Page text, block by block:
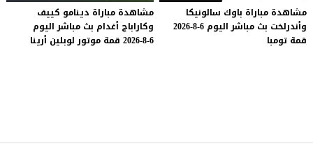
مشاهدة مباراة باوك سالونيكا
وأندرلخت بث مباشر اليوم 6-8-2026
قمة تومبا
مشاهدة مباراة دينامو كييف
وكاراباج أغدام بث مباشر اليوم
6-8-2026
قمة موتور لوبلين أرينا